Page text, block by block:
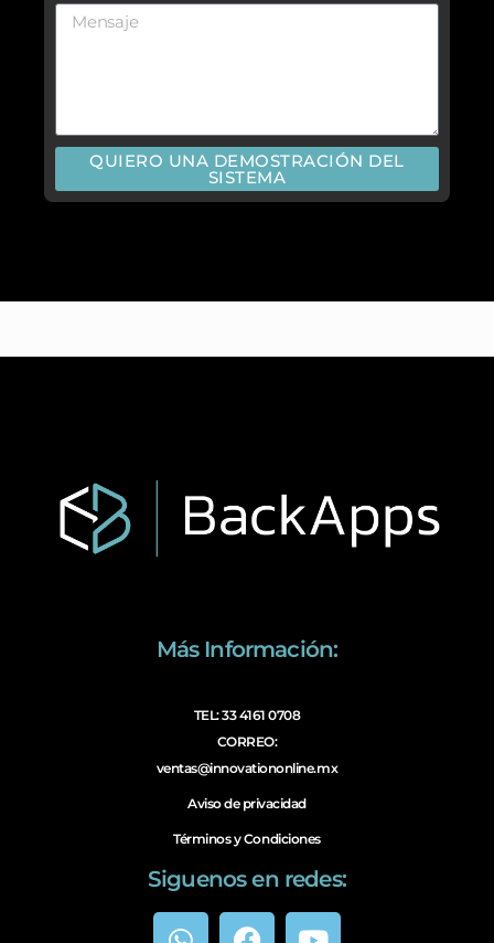
QUIERO UNA DEMOSTRACIÓN DEL
SISTEMA
Más Información:
TEL: 33 4161 0708
CORREO:
ventas@innovationonline.mx
Aviso de privacidad
Términos y Condiciones
Siguenos en redes: